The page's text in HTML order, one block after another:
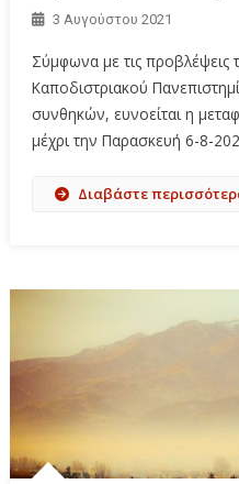
3 Αυγούστου 2021
Σύμφωνα με τις προβλέψεις
Καποδιστριακού
συνθηκών, ευνοείται η
μέχρι την Παρασκευή 6-8-
Διαβάστε